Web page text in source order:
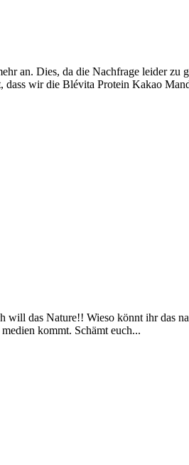
an. Dies, da die Nachfrage leider
wir die Blévita Protein Kakao
das Nature!! Wieso könnt ihr das
kommt. Schämt euch...